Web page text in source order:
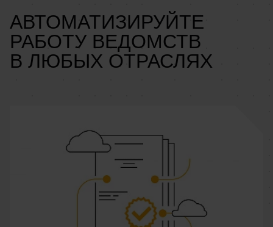
АВТОМАТИЗИРУЙТЕ
РАБОТУ ВЕДОМСТВ
В ЛЮБЫХ ОТРАСЛЯХ